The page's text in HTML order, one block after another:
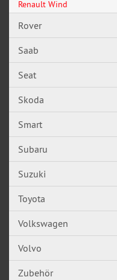
Renault Wind
Rover
Saab
Seat
Skoda
Smart
Subaru
Suzuki
Toyota
Volkswagen
Volvo
Zubehör